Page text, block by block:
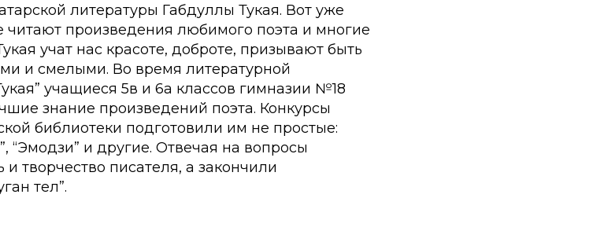
литературы Габдуллы Тукая. Вот уже
читают произведения любимого поэта и многие
учат нас красоте, доброте, призывают быть
и смелыми. Во время литературной
учащиеся 5в и 6а классов гимназии №18
знание произведений поэта. Конкурсы
библиотеки подготовили им не простые:
“Эмодзи” и другие. Отвечая на вопросы
творчество писателя, а закончили
тел”.